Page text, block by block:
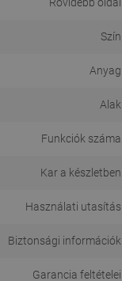
Szín
Anyag
Alak
Funkciók száma
Kar a készletben
Használati utasítás
Biztonsági információk
Garancia feltételei